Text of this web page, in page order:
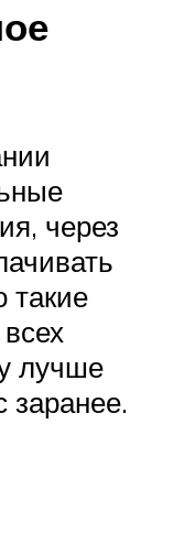
через
такие
лучше
заранее.